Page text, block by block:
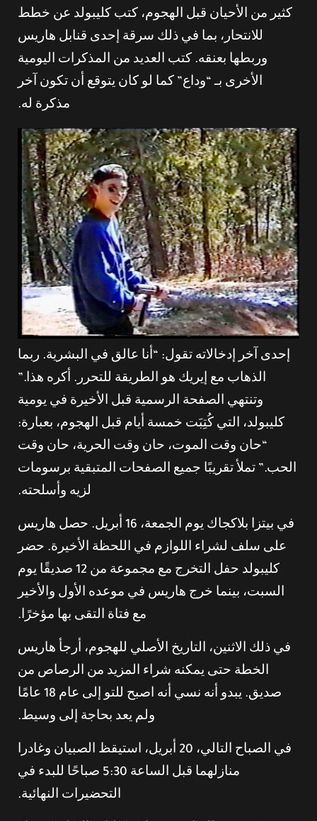
كثير من الأحيان قبل الهجوم، كتب كليبولد عن خطط
للانتحار، بما في ذلك سرقة إحدى قنابل هاريس
وربطها بعنقه. كتب العديد من المذكرات اليومية
الأخرى بـ “وداع” كما لو كان يتوقع أن تكون آخر
مذكرة له.
إحدى آخر إدخالاته تقول: “أنا عالق في البشرية. ربما
الذهاب مع إيريك هو الطريقة للتحرر. أكره هذا.”
وتنتهي الصفحة الرسمية قبل الأخيرة في يومية
كليبولد، التي كُتِبَت خمسة أيام قبل الهجوم، بعبارة:
“حان وقت الموت، حان وقت الحرية، حان وقت
الحب.” تملأ تقريبًا جميع الصفحات المتبقية برسومات
لزيه وأسلحته.
في بيتزا بلاكجاك يوم الجمعة، 16 أبريل. حصل هاريس
على سلف لشراء اللوازم في اللحظة الأخيرة. حضر
كليبولد حفل التخرج مع مجموعة من 12 صديقًا يوم
السبت، بينما خرج هاريس في موعده الأول والأخير
مع فتاة التقى بها مؤخرًا.
في ذلك الاثنين، التاريخ الأصلي للهجوم، أرجأ هاريس
الخطة حتى يمكنه شراء المزيد من الرصاص من
صديق. يبدو أنه نسي أنه اصبح للتو إلى عام 18 عامًا
ولم يعد بحاجة إلى وسيط.
في الصباح التالي، 20 أبريل، استيقظ الصبيان وغادرا
منازلهما قبل الساعة 5:30 صباحًا للبدء في
التحضيرات النهائية.